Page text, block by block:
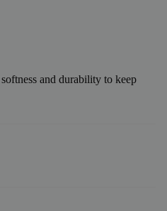
and durability to keep